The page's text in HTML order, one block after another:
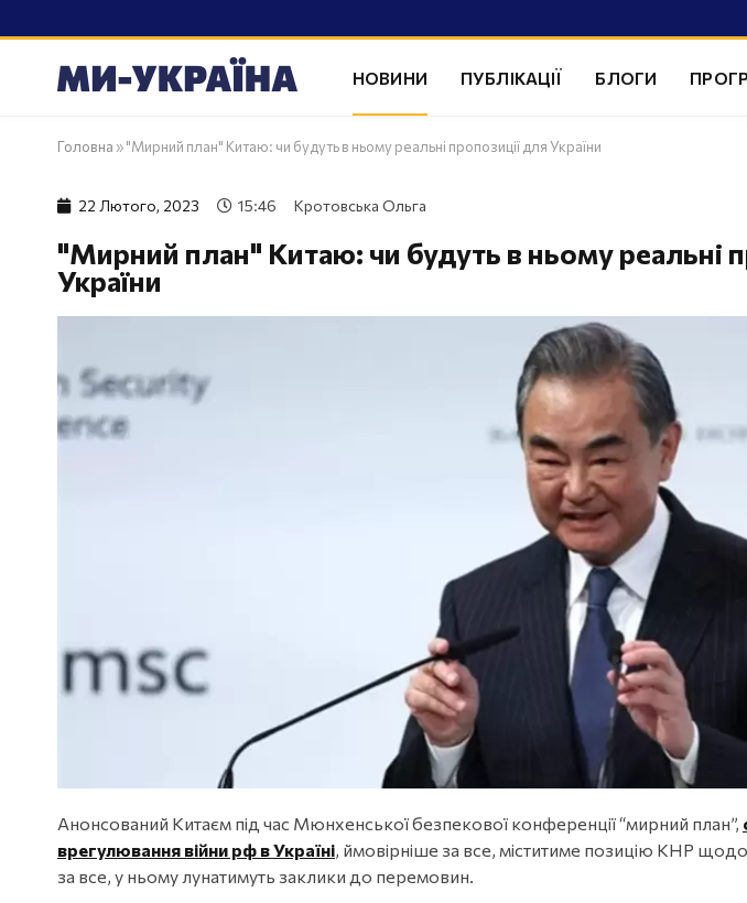
НОВИНИ ПУБЛІКАЦІЇ БЛОГИ
Головна »"Мирний план" Китаю: чи будуть в ньому реальні пропозиції для України
22 Лютого, 2023 15:46 Кротовська Ольга
"Мирний план" Китаю: чи будуть в ньому реальні
України
Анонсований Китаєм під час Мюнхенської безпекової конференції “мирний план”,
врегулювання війни рф в Україні, ймовірніше за все, міститиме позицію КНР
за все, у ньому лунатимуть заклики до перемовин.